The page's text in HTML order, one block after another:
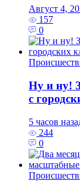
Август 4,
157
0
Ну и ну!
с
5 часов
244
0